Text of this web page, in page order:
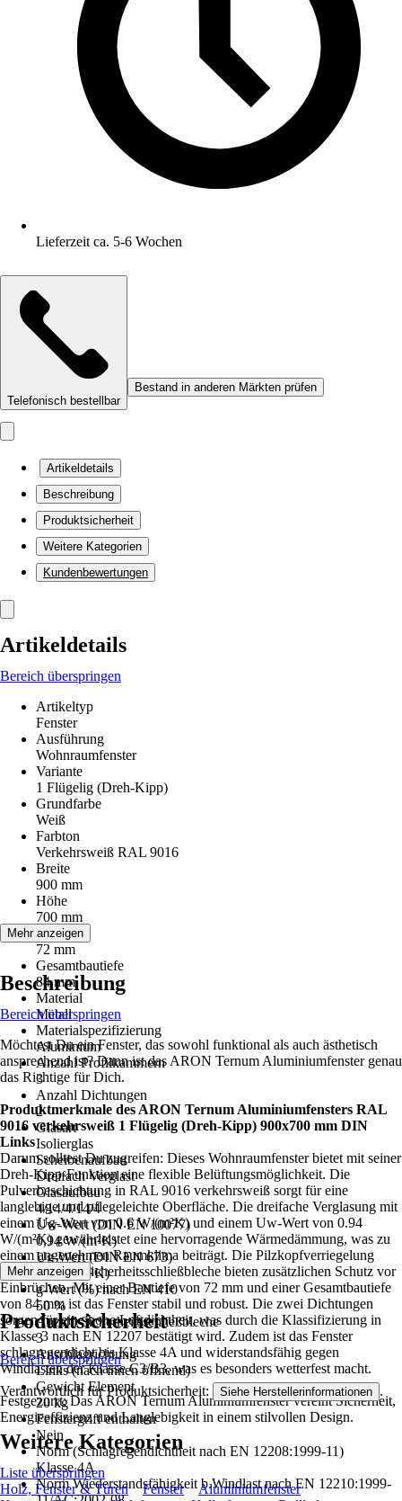
Lieferzeit ca. 5-6 Wochen
Telefonisch bestellbar
Bestand in anderen Märkten prüfen
Artikeldetails
Beschreibung
Produktsicherheit
Weitere Kategorien
Kundenbewertungen
Artikeldetails
Bereich überspringen
Artikeltyp
Fenster
Ausführung
Wohnraumfenster
Variante
1 Flügelig (Dreh-Kipp)
Grundfarbe
Weiß
Farbton
Verkehrsweiß RAL 9016
Breite
900 mm
Höhe
700 mm
Bautiefe
72 mm
Gesamtbautiefe
84 mm
Material
Metall
Materialspezifizierung
Aluminium
Anzahl Profilkammern
3
Anzahl Dichtungen
2
Glasart
Isolierglas
Scheibenaufbau
Dreifach Verglast
Glasaufbau
4/14/4/14/4
Uw-Wert (DIN EN 10077)
0,94 W/(m²K)
Ug-Wert (DIN EN 673)
0,6 W/(m²K)
g-Wert (%) nach EN 410
50 %
Anzahl Sicherheitsschließbleche
3
Anschlagrichtung
Links (nach innen öffnend)
Gewicht Element
20 kg
Fenstergriff enthalten
Nein
Norm (Schlagregendichtheit nach EN 12208:1999-11)
Klasse 4A
Norm Wiederstandsfähigkeit b.Windlast nach EN 12210:1999-
Mehr anzeigen
Beschreibung
Bereich überspringen
Möchtest Du ein Fenster, das sowohl funktional als auch ästhetisch
ansprechend ist? Dann ist das ARON Ternum Aluminiumfenster genau
das Richtige für Dich.
Produktmerkmale des ARON Ternum Aluminiumfensters RAL
9016 verkehrsweiß 1 Flügelig (Dreh-Kipp) 900x700 mm DIN
Links
Darum solltest Du zugreifen: Dieses Wohnraumfenster bietet mit seiner
Dreh-Kipp-Funktion eine flexible Belüftungsmöglichkeit. Die
Pulverbeschichtung in RAL 9016 verkehrsweiß sorgt für eine
langlebige und pflegeleichte Oberfläche. Die dreifache Verglasung mit
einem Ug-Wert von 0.6 W/(m²K) und einem Uw-Wert von 0.94
W/(m²K) gewährleistet eine hervorragende Wärmedämmung, was zu
einem angenehmen Raumklima beiträgt. Die Pilzkopfverriegelung
sowie die drei Sicherheitsschließbleche bieten zusätzlichen Schutz vor
Einbrüchen. Mit einer Bautiefe von 72 mm und einer Gesamtbautiefe
von 84 mm ist das Fenster stabil und robust. Die zwei Dichtungen
sorgen für eine hohe Luftdichtheit, was durch die Klassifizierung in
Klasse 3 nach EN 12207 bestätigt wird. Zudem ist das Fenster
schlagregendicht bis Klasse 4A und widerstandsfähig gegen
Windlasten der Klasse C3/B3, was es besonders wetterfest macht.
Festgezurrt: Das ARON Ternum Aluminiumfenster vereint Sicherheit,
Energieeffizienz und Langlebigkeit in einem stilvollen Design.
Mehr anzeigen
Produktsicherheit
Bereich überspringen
Verantwortlich für Produktsicherheit: Siehe Herstellerinformationen .
Weitere Kategorien
Liste überspringen
Holz, Fenster & Türen
Fenster
Aluminiumfenster